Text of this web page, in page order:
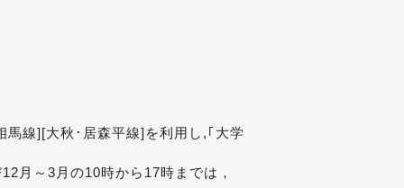
線][大秋･居森平線]を利用し,｢大学
月～3月の10時から17時までは，